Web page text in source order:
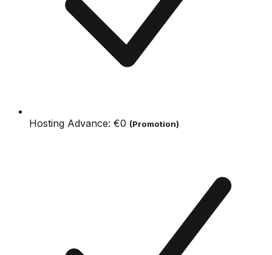
Hosting Advance: €0 (Promotion)